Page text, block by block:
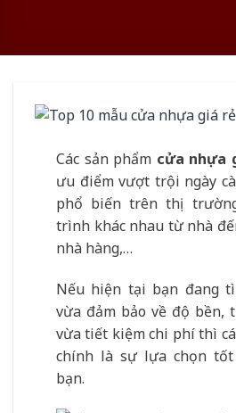
Các sản phẩm cửa nhựa
ưu điểm vượt trội ngày
phổ biến trên thị
trình khác nhau từ nhà
nhà hàng,…
Nếu hiện tại bạn đang
vừa đảm bảo về độ bền,
vừa tiết kiệm chi phí thì
chính là sự lựa chọn tốt
bạn.